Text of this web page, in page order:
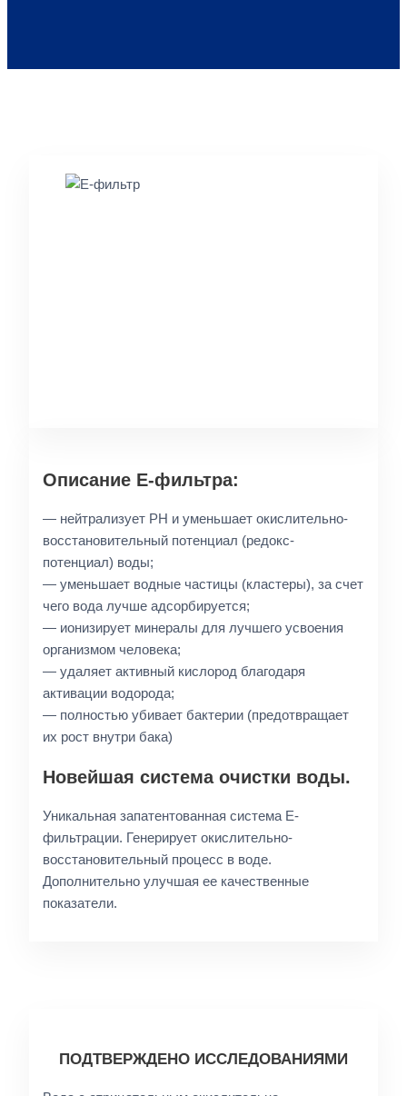
Описание E-фильтра:
— нейтрализует PH и уменьшает окислительно-
восстановительный потенциал (редокс-
потенциал) воды;
— уменьшает водные частицы (кластеры), за счет
чего вода лучше адсорбируется;
— ионизирует минералы для лучшего усвоения
организмом человека;
— удаляет активный кислород благодаря
активации водорода;
— полностью убивает бактерии (предотвращает
их рост внутри бака)
Новейшая система очистки воды.
Уникальная запатентованная система E-
фильтрации. Генерирует окислительно-
восстановительный процесс в воде.
Дополнительно улучшая ее качественные
показатели.
ПОДТВЕРЖДЕНО ИССЛЕДОВАНИЯМИ